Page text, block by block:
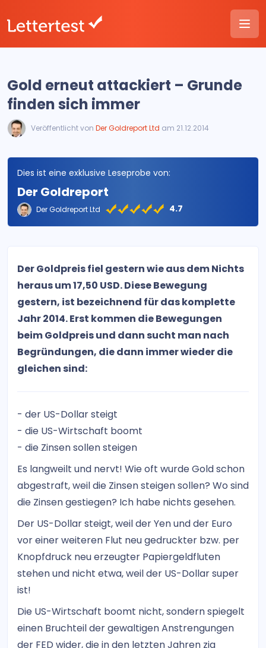
Gold erneut attackiert – Grunde
finden sich immer
Veröffentlicht von Der Goldreport Ltd am 21.12.2014
Dies ist eine exklusive Leseprobe von:
Der Goldreport
Der Goldreport Ltd 4.7
Der Goldpreis fiel gestern wie aus dem Nichts
heraus um 17,50 USD. Diese Bewegung
gestern, ist bezeichnend für das komplette
Jahr 2014. Erst kommen die Bewegungen
beim Goldpreis und dann sucht man nach
Begründungen, die dann immer wieder die
gleichen sind:
- der US-Dollar steigt
- die US-Wirtschaft boomt
- die Zinsen sollen steigen
Es langweilt und nervt! Wie oft wurde Gold schon
abgestraft, weil die Zinsen steigen sollen? Wo sind
die Zinsen gestiegen? Ich habe nichts gesehen.
Der US-Dollar steigt, weil der Yen und der Euro
vor einer weiteren Flut neu gedruckter bzw. per
Knopfdruck neu erzeugter Papiergeldfluten
stehen und nicht etwa, weil der US-Dollar super
ist!
Die US-Wirtschaft boomt nicht, sondern spiegelt
einen Bruchteil der gewaltigen Anstrengungen
der FED wider, die in den letzten Jahren zig